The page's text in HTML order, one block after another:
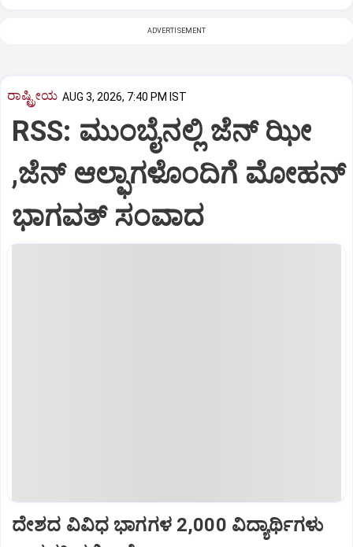
ADVERTISEMENT
ರಾಷ್ಟ್ರೀಯ AUG 3, 2026, 7:40 PM IST
RSS: ಮುಂಬೈನಲ್ಲಿ ಜೆನ್‌ ಝೀ
,ಜೆನ್‌ ಆಲ್ಫಾಗಳೊಂದಿಗೆ ಮೋಹನ್‌
ಭಾಗವತ್‌ ಸಂವಾದ
ದೇಶದ ವಿವಿಧ ಭಾಗಗಳ 2,000 ವಿದ್ಯಾರ್ಥಿಗಳು